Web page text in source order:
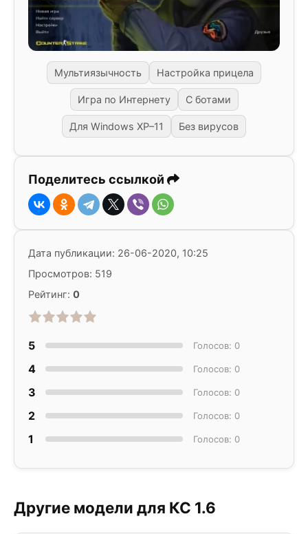
Мультиязычность Настройка прицела
Игра по Интернету С ботами
Для Windows XP–11 Без вирусов
Поделитесь ссылкой
Дата публикации: 26-06-2020, 10:25
Просмотров: 519
Рейтинг: 0
5 Голосов: 0
4 Голосов: 0
3 Голосов: 0
2 Голосов: 0
1 Голосов: 0
Другие модели для КС 1.6